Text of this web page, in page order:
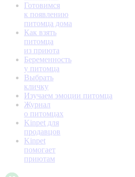
Готовимся
к появлению
питомца дома
Как взять
питомца
из приюта
Беременность
у питомца
Выбрать
кличку
Изучаем эмоции питомца
Журнал
о питомцах
Kinpet для
продавцов
Kinpet
помогает
приютам